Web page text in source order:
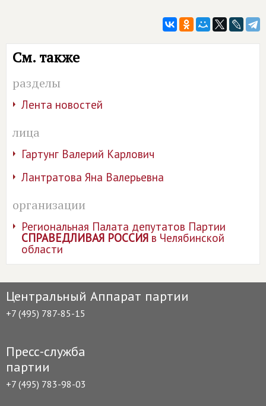
См. также
разделы
Лента новостей
лица
Гартунг Валерий Карлович
Лантратова Яна Валерьевна
организации
Региональная Палата депутатов Партии
СПРАВЕДЛИВАЯ РОССИЯв Челябинской
области
Центральный Аппарат партии
+7 (495) 787-85-15
Пресс-служба
партии
+7 (495) 783-98-03